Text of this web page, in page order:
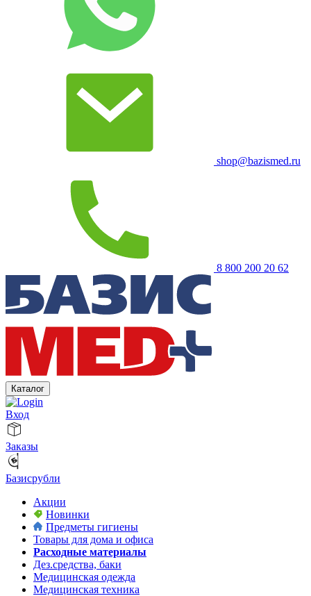
shop@bazismed.ru
8 800 200 20 62
Каталог
Вход
Заказы
Базисрубли
Акции
Новинки
Предметы гигиены
Товары для дома и офиса
Расходные материалы
Дез.средства, баки
Медицинская одежда
Медицинская техника